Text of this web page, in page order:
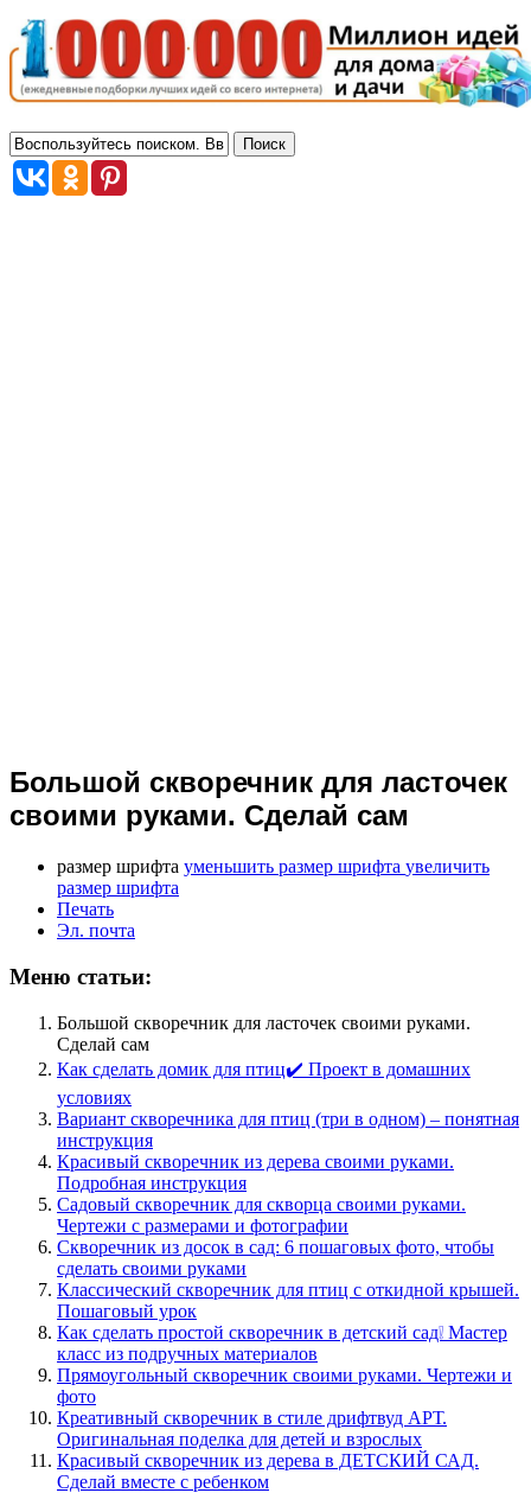
Большой скворечник для ласточек
своими руками. Сделай сам
размер шрифта уменьшить размер шрифта увеличить
размер шрифта
Печать
Эл. почта
Меню статьи:
Большой скворечник для ласточек своими руками.
Сделай сам
Как сделать домик для птиц✔️ Проект в домашних
условиях
Вариант скворечника для птиц (три в одном) – понятная
инструкция
Красивый скворечник из дерева своими руками.
Подробная инструкция
Садовый скворечник для скворца своими руками.
Чертежи с размерами и фотографии
Скворечник из досок в сад: 6 пошаговых фото, чтобы
сделать своими руками
Классический скворечник для птиц с откидной крышей.
Пошаговый урок
Как сделать простой скворечник в детский сад❕ Мастер
класс из подручных материалов
Прямоугольный скворечник своими руками. Чертежи и
фото
Креативный скворечник в стиле дрифтвуд АРТ.
Оригинальная поделка для детей и взрослых
Красивый скворечник из дерева в ДЕТСКИЙ САД.
Сделай вместе с ребенком